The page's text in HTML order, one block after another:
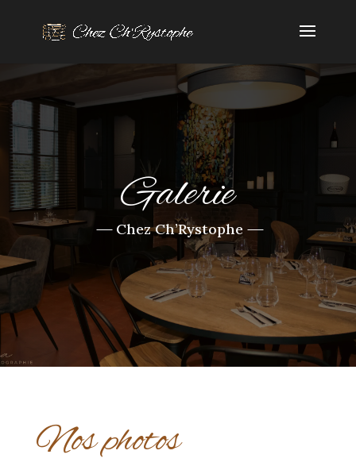
Galerie
Chez Ch’Rystophe
Nos photos